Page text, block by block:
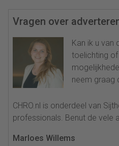
Vragen over
Kan ik u van
toelichting
neem graag
CHRO.nl is onderdeel van
professionals. Benut de vele
Marloes Willems